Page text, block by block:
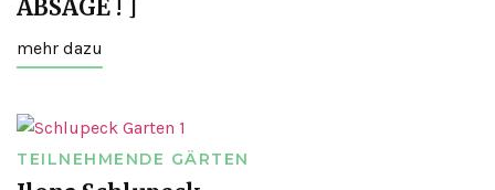
ABSAGE ! ]
mehr dazu
TEILNEHMENDE GÄRTEN